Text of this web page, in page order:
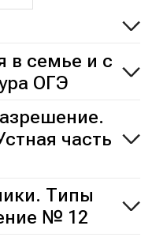
в семье и с
ОГЭ
часть
Типы
№ 12